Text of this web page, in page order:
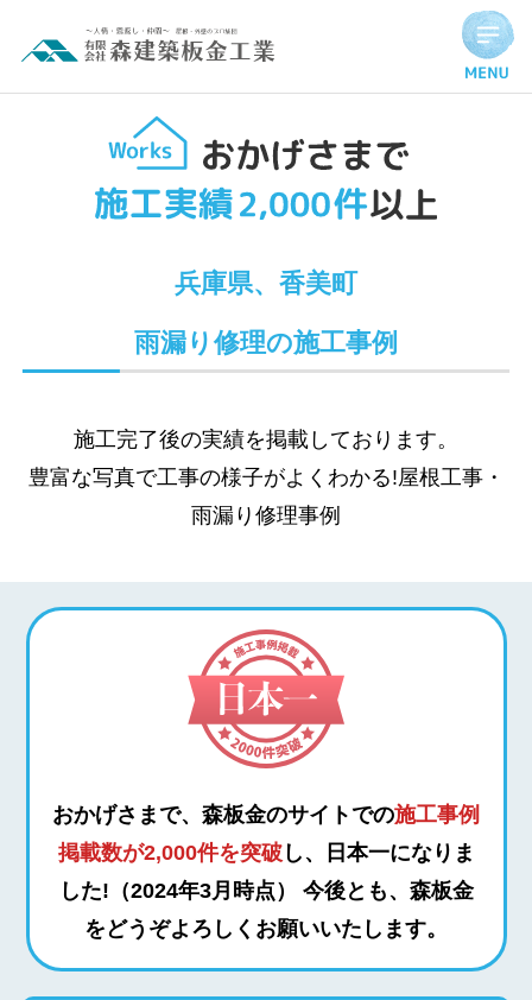
Hello world!
兵庫県、香美町
雨漏り修理の施工事例
施工完了後の実績を掲載しております。
豊富な写真で工事の様子がよくわかる!屋根工事・
雨漏り修理事例
おかげさまで、森板金のサイトでの施工事例
掲載数が2,000件を突破し、日本一になりま
した!（2024年3月時点）
今後とも、森板金
をどうぞよろしくお願いいたします。